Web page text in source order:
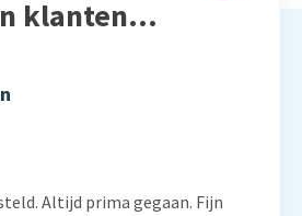
klanten…
Altijd prima gegaan. Fijn